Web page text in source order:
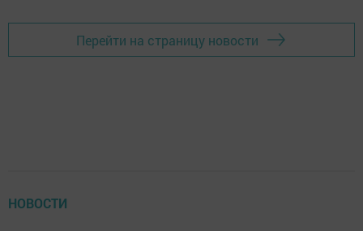
Перейти на страницу новости
НОВОСТИ